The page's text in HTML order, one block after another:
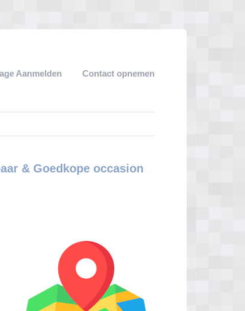
Aanmelden Contact opnemen
& Goedkope occasion